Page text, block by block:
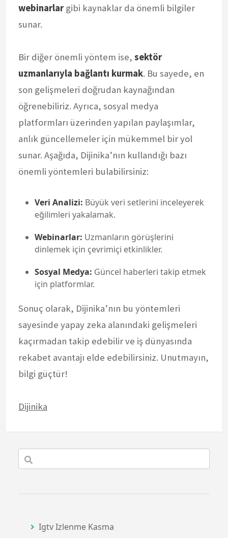
webinarlargibi kaynaklar da önemli bilgiler
sunar.
Bir diğer önemli yöntem ise, sektör
uzmanlarıyla bağlantı kurmak. Bu sayede, en
son gelişmeleri doğrudan kaynağından
öğrenebiliriz. Ayrıca, sosyal medya
platformları üzerinden yapılan paylaşımlar,
anlık güncellemeler için mükemmel bir yol
sunar. Aşağıda, Dijinika’nın kullandığı bazı
önemli yöntemleri bulabilirsiniz:
Veri Analizi: Büyük veri setlerini inceleyerek
eğilimleri yakalamak.
Webinarlar: Uzmanların görüşlerini
dinlemek için çevrimiçi etkinlikler.
Sosyal Medya: Güncel haberleri takip etmek
için platformlar.
Sonuç olarak, Dijinika’nın bu yöntemleri
sayesinde yapay zeka alanındaki gelişmeleri
kaçırmadan takip edebilir ve iş dünyasında
rekabet avantajı elde edebilirsiniz. Unutmayın,
bilgi güçtür!
Dijinika
Igtv Izlenme Kasma